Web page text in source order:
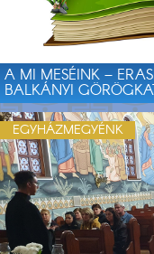
A MI MESÉINK –
BALKÁNYI
EGYHÁZMEGYÉNK